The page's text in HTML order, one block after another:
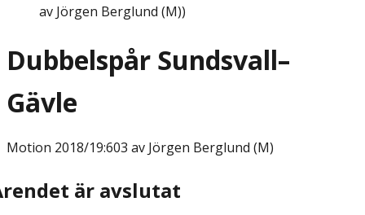
av Jörgen Berglund (M))
Dubbelspår Sundsvall–
Gävle
Motion 2018/19:603 av Jörgen Berglund (M)
är avslutat